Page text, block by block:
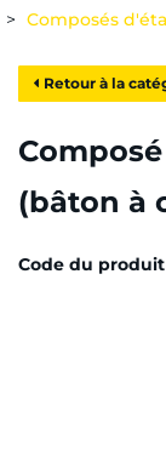
Composés
Retour à la
(bâton à
Code du produit